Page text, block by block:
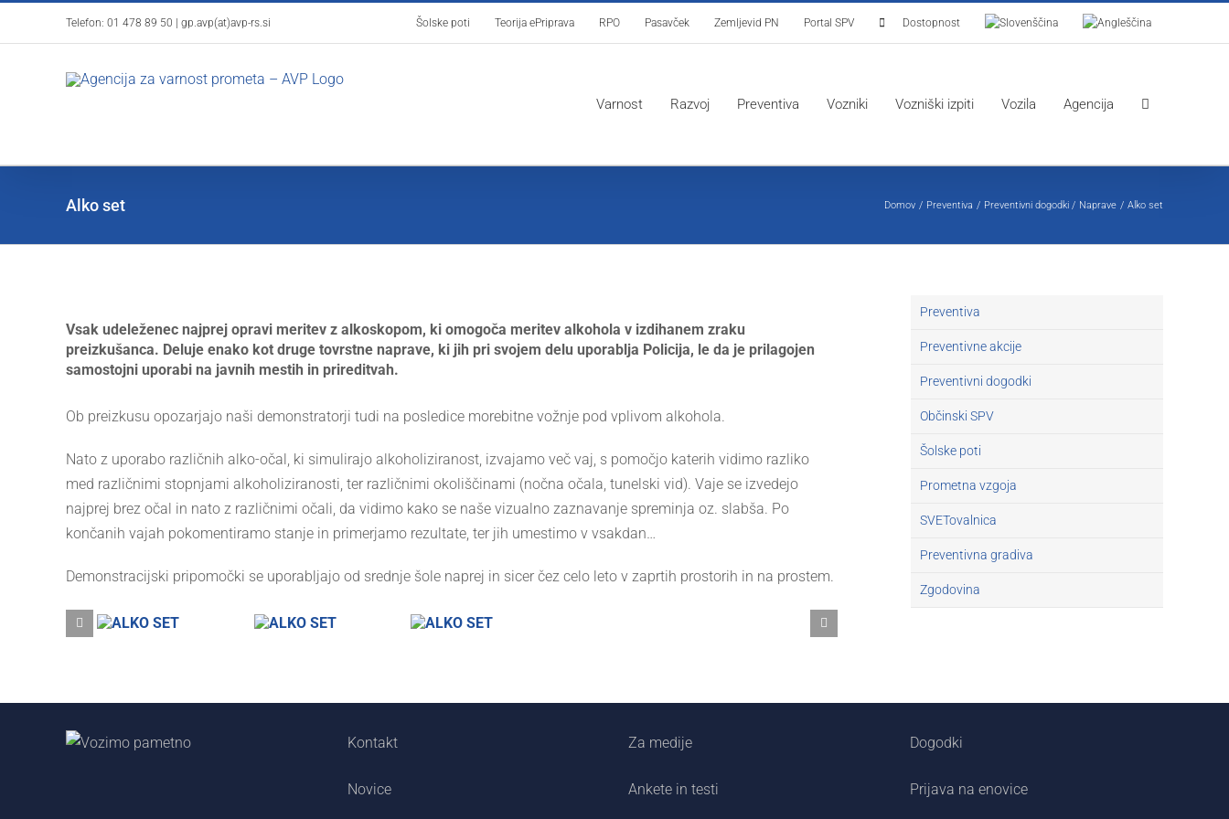
Telefon: 01 478 89 50 gp.avp(at)avp-rs.si Šolske poti Teorija ePriprava RPO Pasavček Zemljevid PN Portal SPV Dostopnost
Varnost Razvoj Preventiva Vozniki Vozniški izpiti Vozila Agencija
Alko set Domov Preventiva Preventivni dogodki Naprave Alko set
Vsak udeleženec najprej opravi meritev z alkoskopom, ki omogoča meritev alkohola v izdihanem zraku
preizkušanca. Deluje enako kot druge tovrstne naprave, ki jih pri svojem delu uporablja Policija, le da je prilagojen
samostojni uporabi na javnih mestih in prireditvah.
Ob preizkusu opozarjajo naši demonstratorji tudi na posledice morebitne vožnje pod vplivom alkohola.
Nato z uporabo različnih alko-očal, ki simulirajo alkoholiziranost, izvajamo več vaj, s pomočjo katerih vidimo razliko
med različnimi stopnjami alkoholiziranosti, ter različnimi okoliščinami (nočna očala, tunelski vid). Vaje se izvedejo
najprej brez očal in nato z različnimi očali, da vidimo kako se naše vizualno zaznavanje spreminja oz. slabša. Po
končanih vajah pokomentiramo stanje in primerjamo rezultate, ter jih umestimo v vsakdan…
Demonstracijski pripomočki se uporabljajo od srednje šole naprej in sicer čez celo leto v zaprtih prostorih in na prostem.
Preventiva
Preventivne akcije
Preventivni dogodki
Občinski SPV
Šolske poti
Prometna vzgoja
SVETovalnica
Preventivna gradiva
Zgodovina
Kontakt
Novice
Za medije
Ankete in testi
Dogodki
Prijava na enovice